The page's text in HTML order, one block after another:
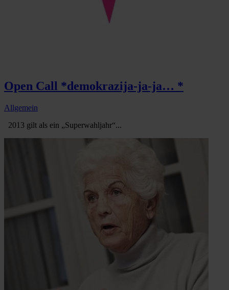
Open Call *demokrazija-ja-ja… *
Allgemein
2013 gilt als ein „Superwahljahr“...